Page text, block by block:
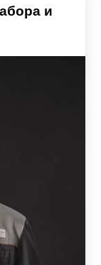
и